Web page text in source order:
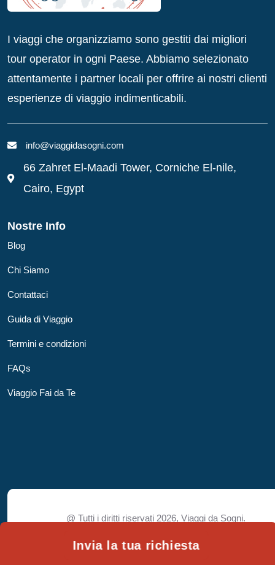
Invia la tua richiesta
I viaggi che organizziamo sono gestiti dai migliori
tour operator in ogni Paese. Abbiamo selezionato
attentamente i partner locali per offrire ai nostri clienti
esperienze di viaggio indimenticabili.
info@viaggidasogni.com
66 Zahret El-Maadi Tower, Corniche El-nile,
Cairo, Egypt
Nostre Info
Blog
Chi Siamo
Contattaci
Guida di Viaggio
Termini e condizioni
FAQs
Viaggio Fai da Te
@ Tutti i diritti riservati 2026, Viaggi da Sogni.